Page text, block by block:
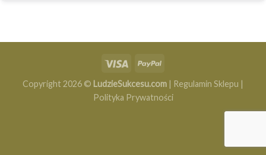
Copyright 2026 © LudzieSukcesu.com | Regulamin Sklepu |
Polityka Prywatności